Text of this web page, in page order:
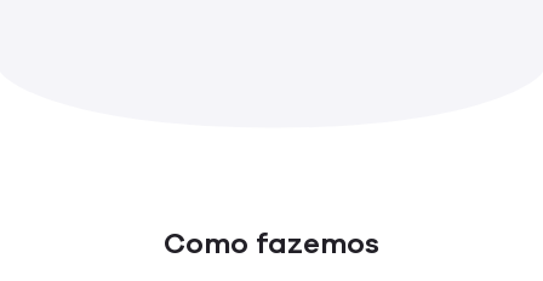
Como fazemos